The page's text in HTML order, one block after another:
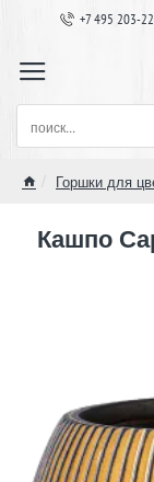
+7 495 203-
поиск...
Горшки для
Кашпо